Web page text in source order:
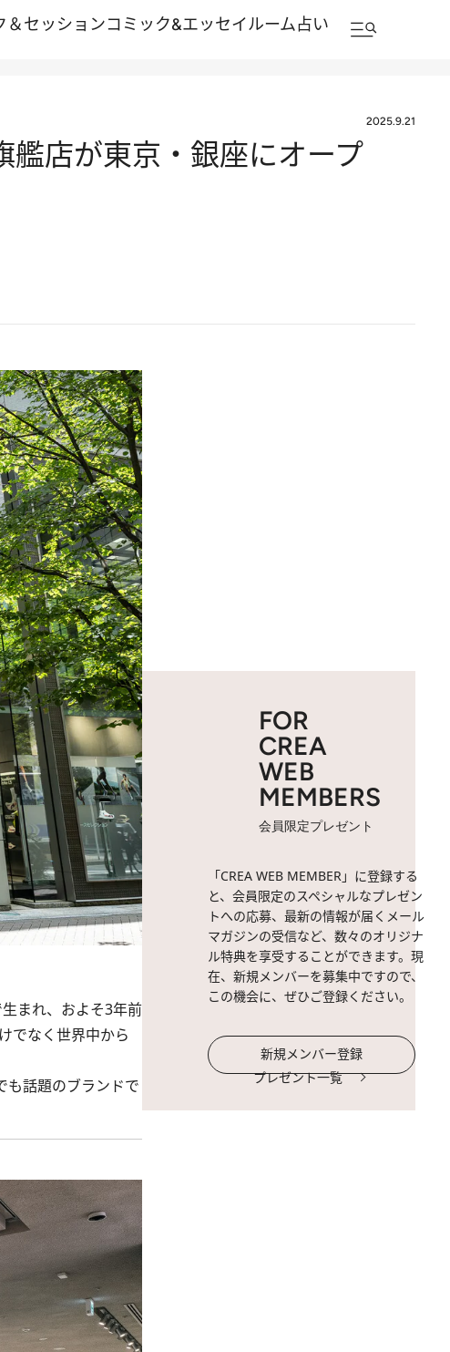
＆セッションコミック&エッセイルーム占い
2025.9.21
店が東京・銀座にオープ
まれ、およそ3年前
でなく世界中から
も話題のブランドで
FOR
CREA
WEB
MEMBERS
会員限定プレゼント
「CREA WEB MEMBER」に登録する
と、会員限定のスペシャルなプレゼン
トへの応募、最新の情報が届くメール
マガジンの受信など、数々のオリジナ
ル特典を享受することができます。現
在、新規メンバーを募集中ですので、
この機会に、ぜひご登録ください。
新規メンバー登録
プレゼント一覧